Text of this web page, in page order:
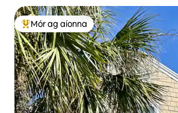
An-mhór ag aíonna
Mór ag aíonna